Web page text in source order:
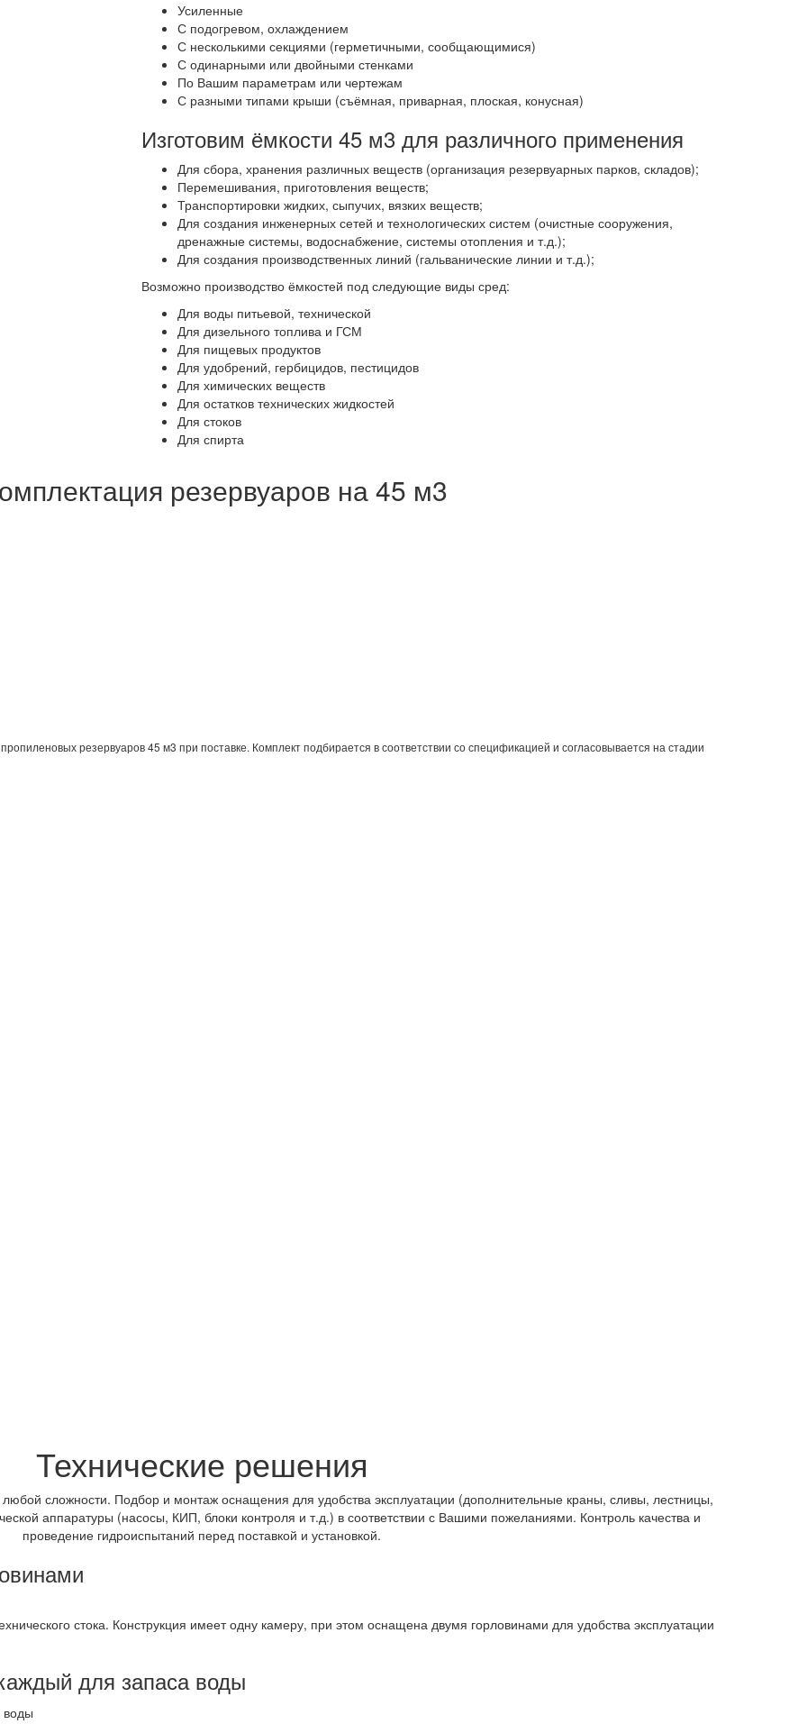
Усиленные
С подогревом, охлаждением
С несколькими секциями (герметичными, сообщающимися)
С одинарными или двойными стенками
По Вашим параметрам или чертежам
С разными типами крыши (съёмная, приварная, плоская, конусная)
Изготовим ёмкости 45 м3 для различного применения
Для сбора, хранения различных веществ (организация резервуарных парков, складов);
Перемешивания, приготовления веществ;
Транспортировки жидких, сыпучих, вязких веществ;
Для создания инженерных сетей и технологических систем (очистные сооружения,
дренажные системы, водоснабжение, системы отопления и т.д.);
Для создания производственных линий (гальванические линии и т.д.);
Возможно производство ёмкостей под следующие виды сред:
Для воды питьевой, технической
Для дизельного топлива и ГСМ
Для пищевых продуктов
Для удобрений, гербицидов, пестицидов
Для химических веществ
Для остатков технических жидкостей
Для стоков
Для спирта
резервуаров на 45 м3
резервуаров 45 м3 при поставке. Комплект подбирается в соответствии со спецификацией и согласовывается на стадии
Технические решения
сложности. Подбор и монтаж оснащения для удобства эксплуатации (дополнительные краны, сливы, лестницы,
аппаратуры (насосы, КИП, блоки контроля и т.д.) в соответствии с Вашими пожеланиями. Контроль качества и
проведение гидроиспытаний перед поставкой и установкой.
стока. Конструкция имеет одну камеру, при этом оснащена двумя горловинами для удобства эксплуатации
для запаса воды